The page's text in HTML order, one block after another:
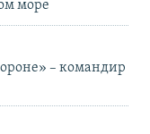
море
– командир